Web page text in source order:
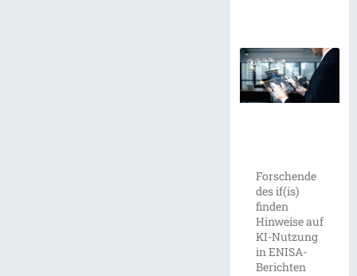
Forschende
des if(is)
finden
Hinweise auf
KI-Nutzung
in ENISA-
Berichten